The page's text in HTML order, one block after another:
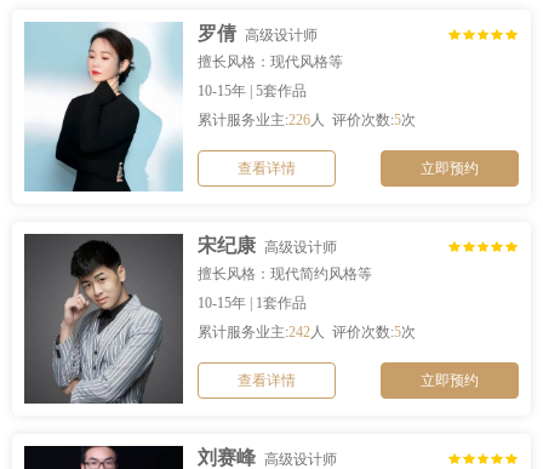
罗倩 高级设计师
擅长风格：现代风格等
10-15年 | 5套作品
累计服务业主:226人 评价次数:5次
查看详情 立即预约
宋纪康 高级设计师
擅长风格：现代简约风格等
10-15年 | 1套作品
累计服务业主:242人 评价次数:5次
查看详情 立即预约
刘赛峰 高级设计师